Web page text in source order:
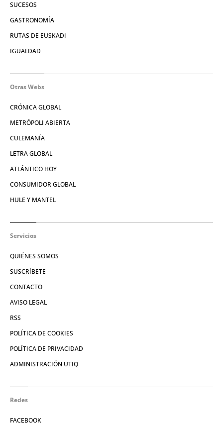
SUCESOS
GASTRONOMÍA
RUTAS DE EUSKADI
IGUALDAD
Otras Webs
CRÓNICA GLOBAL
METRÓPOLI ABIERTA
CULEMANÍA
LETRA GLOBAL
ATLÁNTICO HOY
CONSUMIDOR GLOBAL
HULE Y MANTEL
Servicios
QUIÉNES SOMOS
SUSCRÍBETE
CONTACTO
AVISO LEGAL
RSS
POLÍTICA DE COOKIES
POLÍTICA DE PRIVACIDAD
ADMINISTRACIÓN UTIQ
Redes
FACEBOOK